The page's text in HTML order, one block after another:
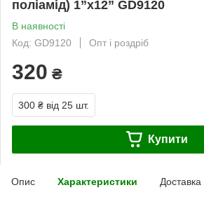
поліамід) 1”x12” GD9120
В наявності
Код: GD9120
Опт і роздріб
320 ₴
300 ₴ від 25 шт.
Купити
Опис Характеристики Доставка